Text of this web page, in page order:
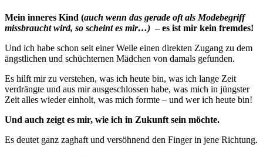
Mein inneres Kind (auch wenn das gerade oft als Modebegriff
missbraucht wird, so scheint es mir…) – es ist mir kein fremdes!
Und ich habe schon seit einer Weile einen direkten Zugang zu dem
ängstlichen und schüchternen Mädchen von damals gefunden.
Es hilft mir zu verstehen, was ich heute bin, was ich lange Zeit
verdrängte und aus mir ausgeschlossen habe, was mich in jüngster
Zeit alles wieder einholt, was mich formte – und wer ich heute bin!
Und auch zeigt es mir, wie ich in Zukunft sein möchte.
Es deutet ganz zaghaft und versöhnend den Finger in jene Richtung.